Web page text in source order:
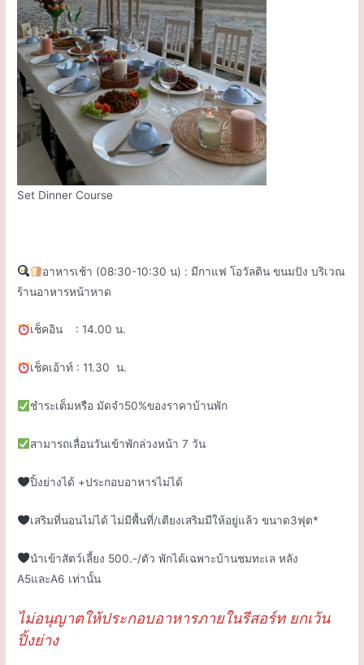
Set Dinner Course
อาหารเช้า (08:30-10:30 น) : มีกาแฟ โอวัลติน ขนมปัง บริเวณ
ร้านอาหารหน้าหาด
เช็คอิน : 14.00 น.
เช็คเอ้าท์ : 11.30 น.
ชำระเต็มหรือ มัดจำ50%ของราคาบ้านพัก
สามารถเลื่อนวันเข้าพักล่วงหน้า 7 วัน
ปิ้งย่างได้ +ประกอบอาหารไม่ได้
เสริมที่นอนไม่ได้ ไม่มีพื้นที่/เตียงเสริมมีให้อยู่แล้ว ขนาด3ฟุต*
นำเข้าสัตว์เลี้ยง 500.-/ตัว พักได้เฉพาะบ้านชมทะเล หลัง
A5และA6 เท่านั้น
ไม่อนุญาตให้ประกอบอาหารภายในรีสอร์ท ยกเว้น
ปิ้งย่าง